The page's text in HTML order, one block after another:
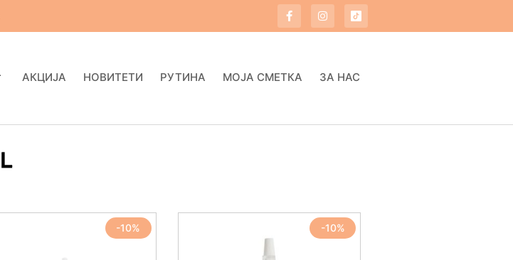
АКЦИЈА НОВИТЕТИ РУТИНА МОЈА СМЕТКА ЗА НАС
-10% -10%